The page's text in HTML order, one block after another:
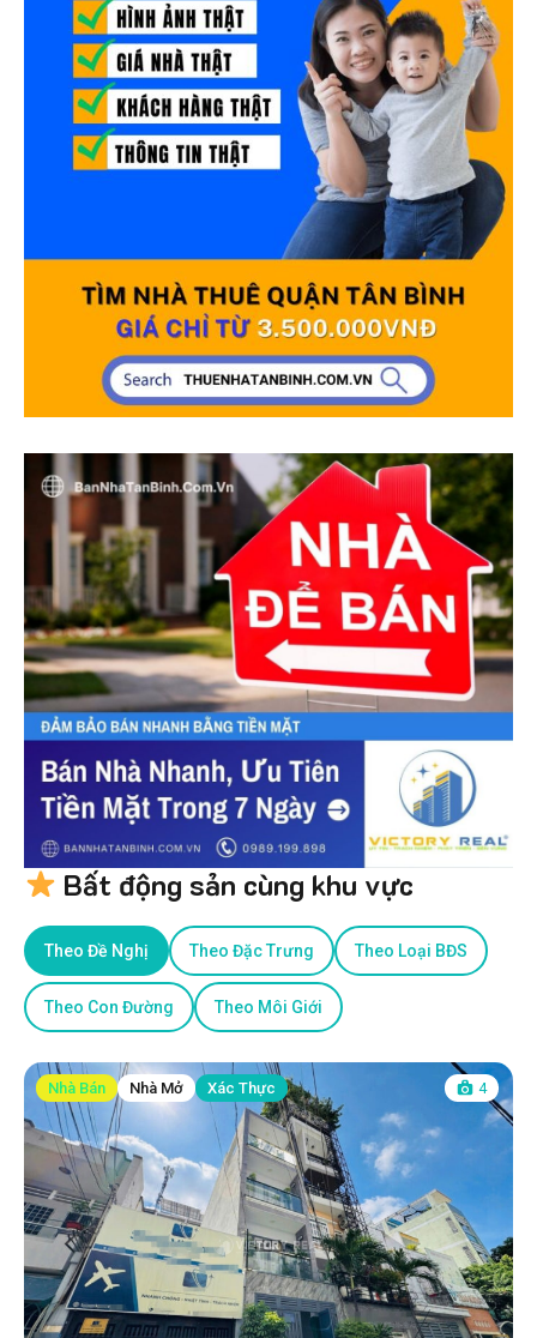
Bất động sản cùng khu vực
Theo Đề Nghị Theo Đặc Trưng Theo Loại BĐS
Theo Con Đường Theo Môi Giới
Nhà Bán Nhà Mở Xác Thực 4